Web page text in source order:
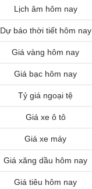
Lịch âm hôm nay
Dự báo thời tiết hôm nay
Giá vàng hôm nay
Giá bạc hôm nay
Tỷ giá ngoại tệ
Giá xe ô tô
Giá xe máy
Giá xăng dầu hôm nay
Giá tiêu hôm nay